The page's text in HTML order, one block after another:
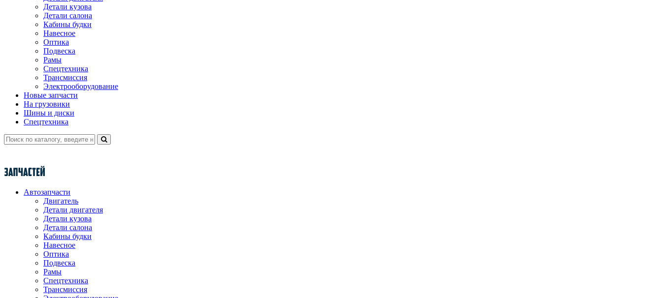
Детали кузова
Детали салона
Кабины будки
Навесное
Оптика
Подвеска
Рамы
Спецтехника
Трансмиссия
Электрооборудование
Новые запчасти
На грузовики
Шины и диски
Спецтехника
Автозапчасти
Двигатель
Детали двигателя
Детали кузова
Детали салона
Кабины будки
Навесное
Оптика
Подвеска
Рамы
Спецтехника
Трансмиссия